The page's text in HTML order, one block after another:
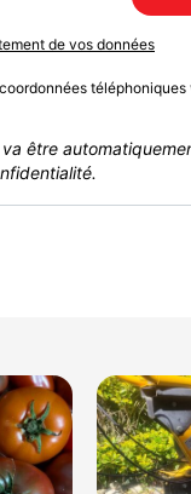
de vos données
être